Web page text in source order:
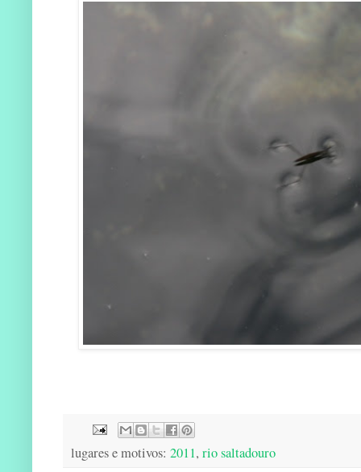
lugares e motivos: 2011, rio saltadouro